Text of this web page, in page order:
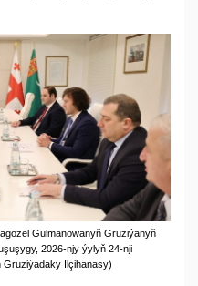
Gulmanowanyň Gruziýanyň
2026-njy ýylyň 24-nji
Gruziýadaky Ilçihanasy)